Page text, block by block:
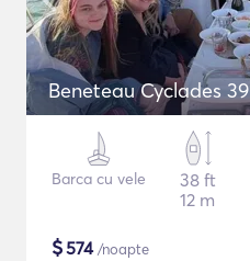
Beneteau Cyclades 39
Barca cu vele
38 ft
12 m
$574/noapte